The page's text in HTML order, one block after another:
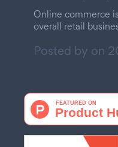
Online commerce
overall retail
Posted by on